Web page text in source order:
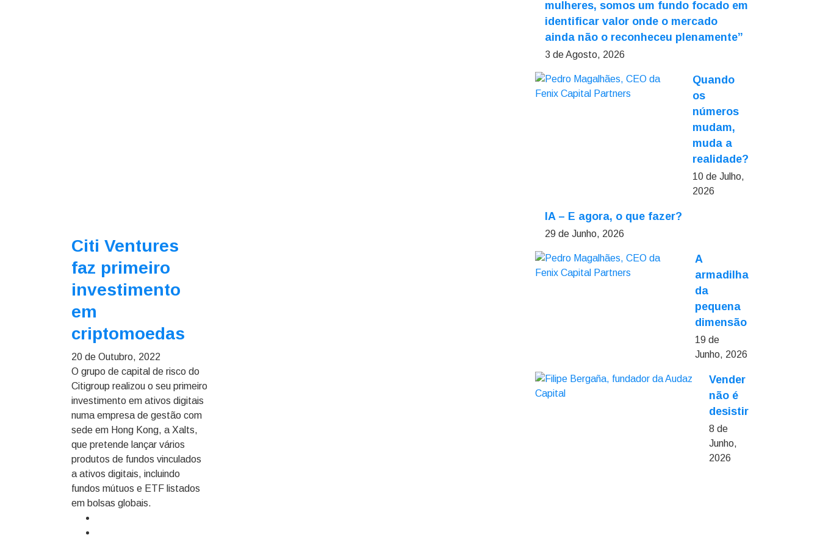
Citi Ventures
faz primeiro
investimento
em
criptomoedas
20 de Outubro, 2022
O grupo de capital de risco do
Citigroup realizou o seu primeiro
investimento em ativos digitais
numa empresa de gestão com
sede em Hong Kong, a Xalts,
que pretende lançar vários
produtos de fundos vinculados
a ativos digitais, incluindo
fundos mútuos e ETF listados
em bolsas globais.
mulheres, somos um fundo focado em
identificar valor onde o mercado
ainda não o reconheceu plenamente”
3 de Agosto, 2026
Quando
os
números
mudam,
muda a
realidade?
10 de Julho,
2026
IA – E agora, o que fazer?
29 de Junho, 2026
A
armadilha
da
pequena
dimensão
19 de
Junho, 2026
Vender
não é
desistir
8 de
Junho,
2026